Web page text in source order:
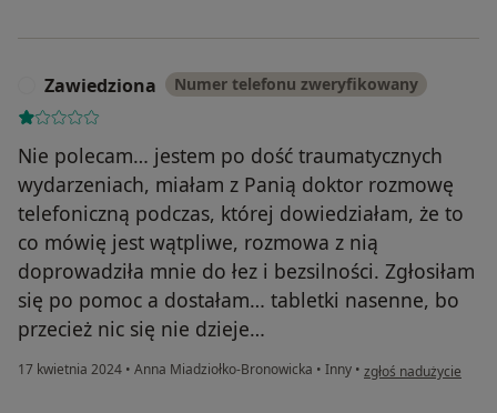
Zawiedziona Numer telefonu zweryfikowany
Nie polecam… jestem po dość traumatycznych
wydarzeniach, miałam z Panią doktor rozmowę
telefoniczną podczas, której dowiedziałam, że to
co mówię jest wątpliwe, rozmowa z nią
doprowadziła mnie do łez i bezsilności. Zgłosiłam
się po pomoc a dostałam… tabletki nasenne, bo
przecież nic się nie dzieje…
17 kwietnia 2024 • Anna Miadziołko-Bronowicka • Inny • w opinii użytkownika
zgłoś nadużycie